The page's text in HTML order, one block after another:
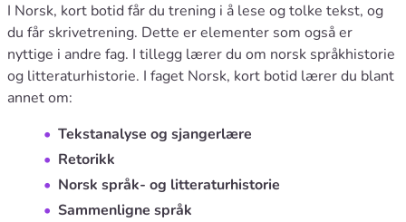
I Norsk, kort botid får du trening i å lese og tolke tekst, og
du får skrivetrening. Dette er elementer som også er
nyttige i andre fag. I tillegg lærer du om norsk språkhistorie
og litteraturhistorie. I faget Norsk, kort botid lærer du blant
annet om:
Tekstanalyse og sjangerlære
Retorikk
Norsk språk- og litteraturhistorie
Sammenligne språk